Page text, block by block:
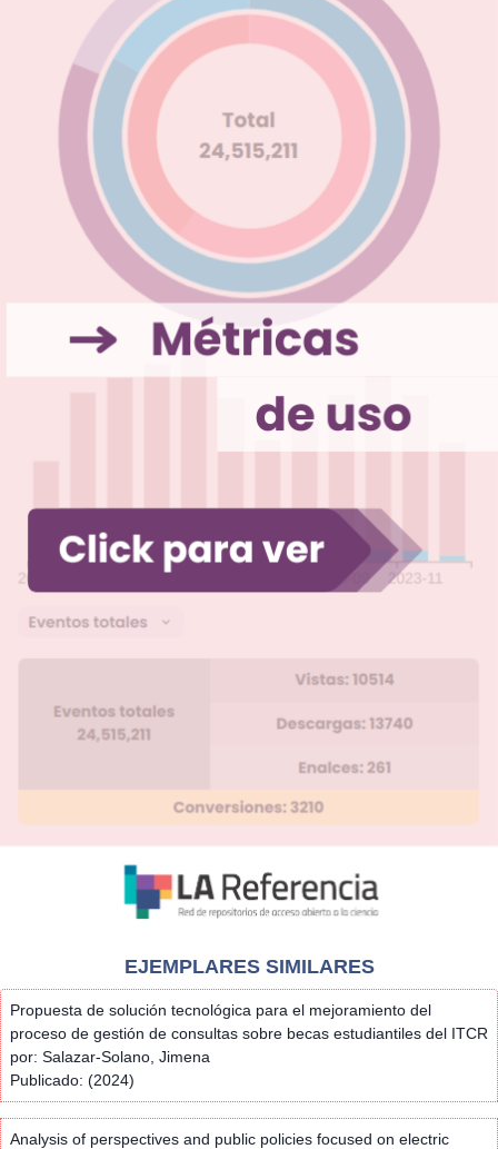
EJEMPLARES SIMILARES
Propuesta de solución tecnológica para el mejoramiento del
proceso de gestión de consultas sobre becas estudiantiles del ITCR
por: Salazar-Solano, Jimena
Publicado: (2024)
Analysis of perspectives and public policies focused on electric